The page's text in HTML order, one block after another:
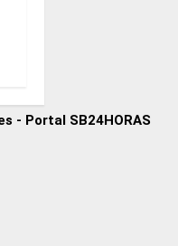
- Portal SB24HORAS